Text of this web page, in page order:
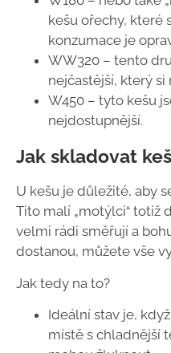
kešu ořechy, které
konzumace je
WW320 – tento
nejčastější, který
W450 – tyto kešu
nejdostupnější.
Jak skladovat
U kešu je důležité, aby
Tito malí „motýlci“ totiž
velmi rádi směřují a
dostanou, můžete vše
Jak tedy na to?
Ideální stav je,
místě s chladnější